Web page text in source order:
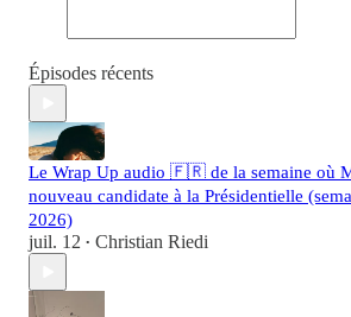
Épisodes récents
Le Wrap Up audio 🇫🇷 de la semaine où
nouveau candidate à la Présidentielle
2026)
juil. 12 • Christian Riedi